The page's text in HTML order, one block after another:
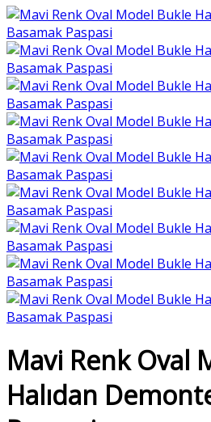
Mavi Renk Oval
Halıdan